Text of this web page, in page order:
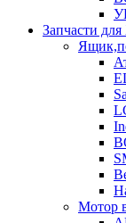
Запчасти
Мотор